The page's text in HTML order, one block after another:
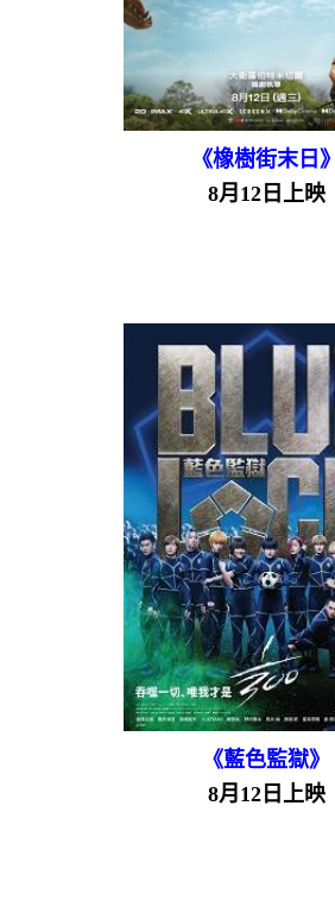
《橡樹街末日》
8月12日上映
《藍色監獄》
8月12日上映